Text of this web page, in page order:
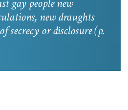
gay people new
new draughts
secrecy or disclosure(p.